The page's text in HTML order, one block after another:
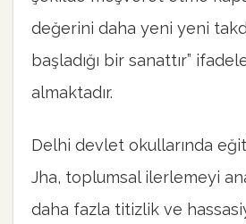
değerini daha yeni yeni
başladığı bir sanattır”
almaktadır.
Delhi devlet okullarında
Jha, toplumsal ilerlemeyi
daha fazla titizlik ve